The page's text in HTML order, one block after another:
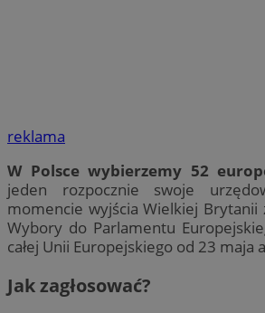
reklama
W Polsce wybierzemy 52
jeden rozpocznie swoje
momencie wyjścia Wielkiej Brytanii
Wybory do Parlamentu
całej Unii Europejskiego od 23 maja
Jak zagłosować?